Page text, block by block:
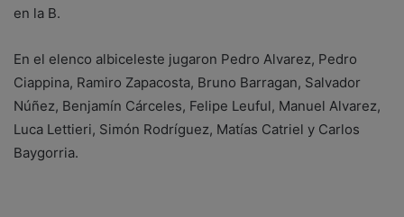
en la B.
En el elenco albiceleste jugaron Pedro Alvarez, Pedro
Ciappina, Ramiro Zapacosta, Bruno Barragan, Salvador
Núñez, Benjamín Cárceles, Felipe Leuful, Manuel Alvarez,
Luca Lettieri, Simón Rodríguez, Matías Catriel y Carlos
Baygorria.